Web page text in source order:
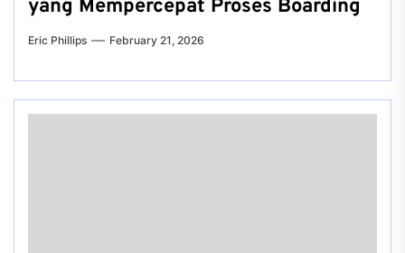
yang Mempercepat Proses Boarding
Eric Phillips February 21, 2026